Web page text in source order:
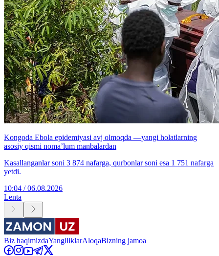
Kongoda Ebola epidemiyasi avj olmoqda —yangi holatlarning
asosiy qismi noma’lum manbalardan
Kasallanganlar soni 3 874 nafarga, qurbonlar soni esa 1 751 nafarga
yetdi.
10:04 / 06.08.2026
Lenta
Biz haqimizdaYangiliklarAloqaBizning jamoa